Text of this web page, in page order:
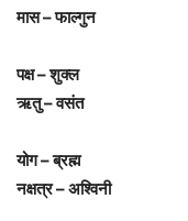
मास – फाल्गुन
पक्ष – शुक्ल
ऋतु – वसंत
योग – ब्रह्म
नक्षत्र – अश्विनी